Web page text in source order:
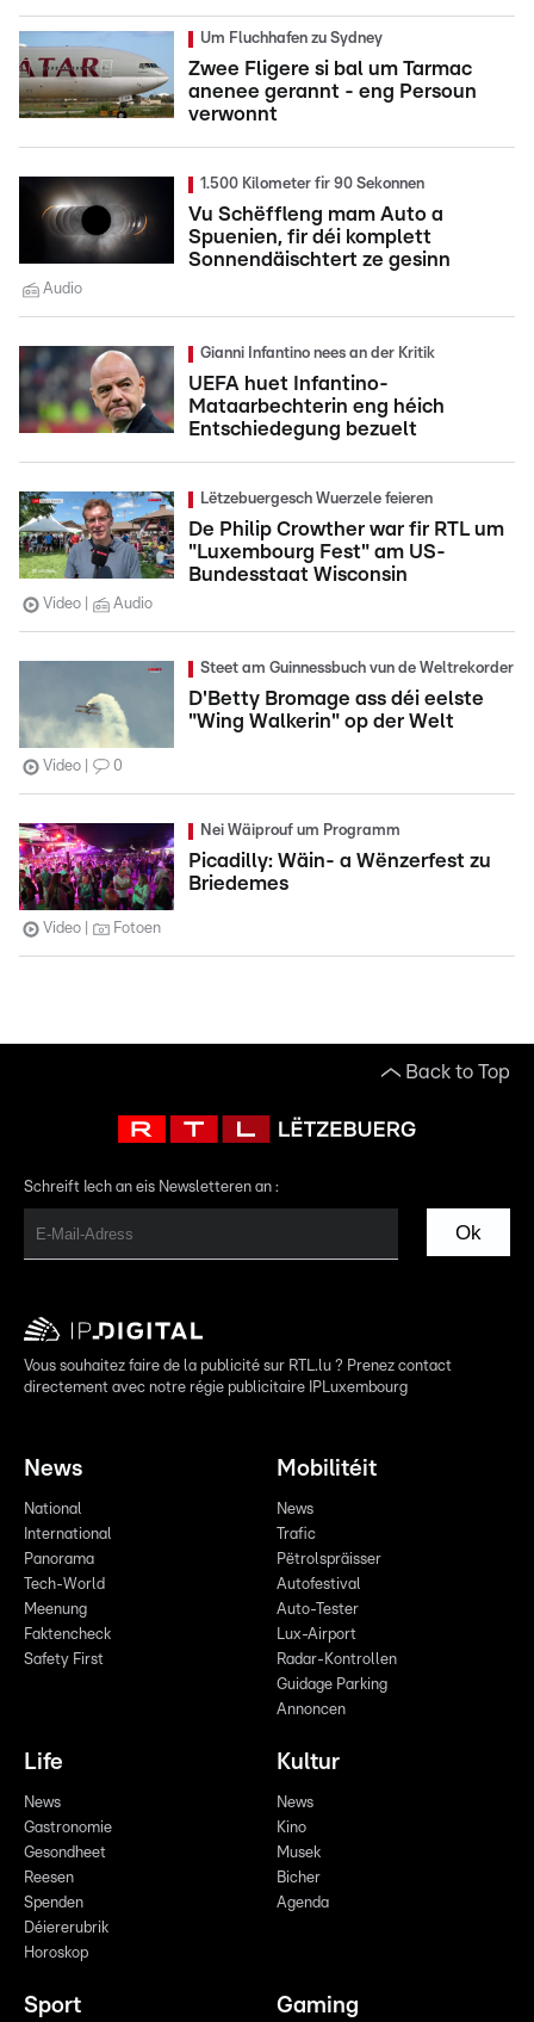
Um Fluchhafen zu Sydney
Zwee Fligere si bal um Tarmac
anenee gerannt - eng Persoun
verwonnt
1.500 Kilometer fir 90 Sekonnen
Vu Schëffleng mam Auto a
Spuenien, fir déi komplett
Sonnendäischtert ze gesinn
Audio
Gianni Infantino nees an der Kritik
UEFA huet Infantino-
Mataarbechterin eng héich
Entschiedegung bezuelt
Lëtzebuergesch Wuerzele feieren
De Philip Crowther war fir RTL um
"Luxembourg Fest" am US-
Bundesstaat Wisconsin
Video Audio
Steet am Guinnessbuch vun de Weltrekorder
D'Betty Bromage ass déi eelste
"Wing Walkerin" op der Welt
Video 0
Nei Wäiprouf um Programm
Picadilly: Wäin- a Wënzerfest zu
Briedemes
Video Fotoen
Back to Top
Schreift Iech an eis Newsletteren an :
Ok
Vous souhaitez faire de la publicité sur RTL.lu ? Prenez contact
directement avec notre régie publicitaire IPLuxembourg
News
National
International
Panorama
Tech-World
Meenung
Faktencheck
Safety First
Mobilitéit
News
Trafic
Pëtrolspräisser
Autofestival
Auto-Tester
Lux-Airport
Radar-Kontrollen
Guidage Parking
Annoncen
Life
News
Gastronomie
Gesondheet
Reesen
Spenden
Déiererubrik
Horoskop
Kultur
News
Kino
Musek
Bicher
Agenda
Sport Gaming